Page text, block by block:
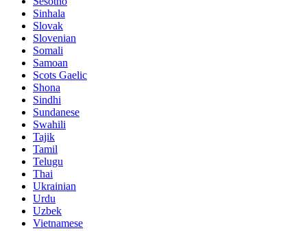
Sinhala
Slovak
Slovenian
Somali
Samoan
Scots Gaelic
Shona
Sindhi
Sundanese
Swahili
Tajik
Tamil
Telugu
Thai
Ukrainian
Urdu
Uzbek
Vietnamese